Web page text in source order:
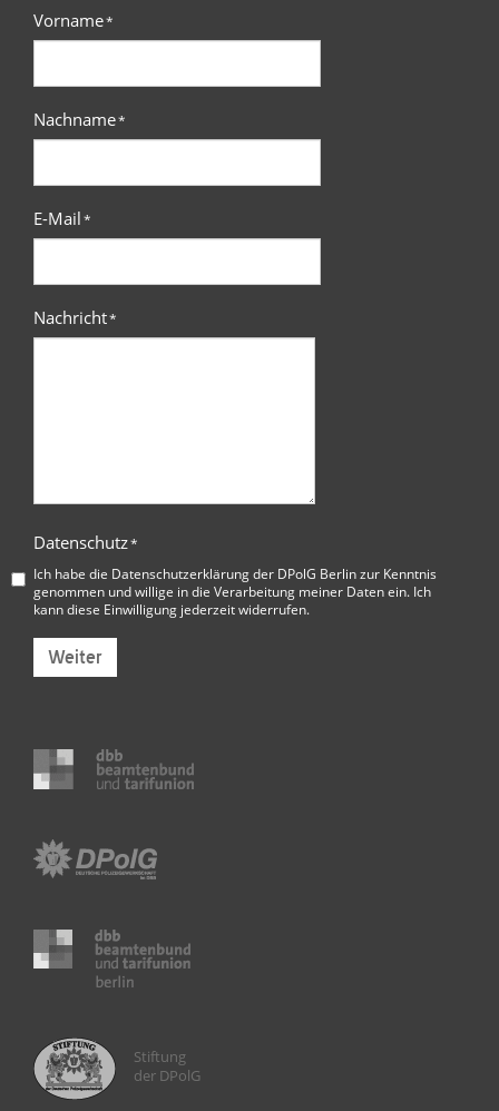
Vorname*
Nachname*
E-Mail*
Nachricht*
Datenschutz*
Ich habe die Datenschutzerklärung der DPolG Berlinzur Kenntnis
genommen und willige in die Verarbeitung meiner Daten ein. Ich
kann diese Einwilligung jederzeit widerrufen.
Weiter
Stiftung
der DPolG